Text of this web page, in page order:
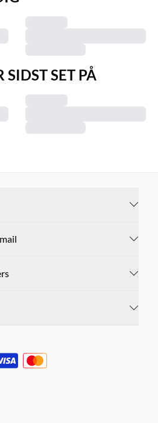
SIDST SET PÅ